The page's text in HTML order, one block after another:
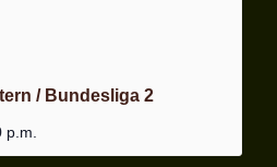
/ Bundesliga 2
p.m.